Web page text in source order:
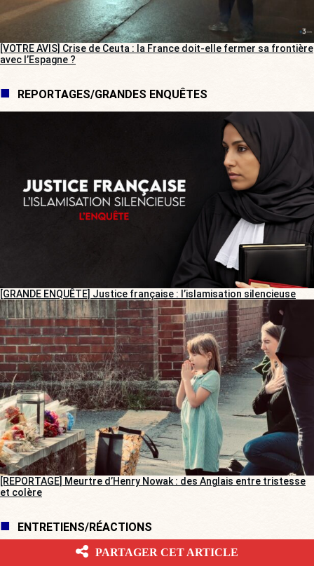
[VOTRE AVIS] Crise de Ceuta : la France doit-elle fermer sa frontière
avec l’Espagne ?
REPORTAGES/GRANDES ENQUÊTES
[GRANDE ENQUÊTE] Justice française : l’islamisation silencieuse
[REPORTAGE] Meurtre d’Henry Nowak : des Anglais entre tristesse
et colère
ENTRETIENS/RÉACTIONS
PARTAGER CET ARTICLE